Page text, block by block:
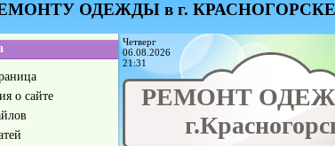
ОДЕЖДЫ в г.
о сайте
Четверг
06.08.2026
21:31
РЕМОНТ